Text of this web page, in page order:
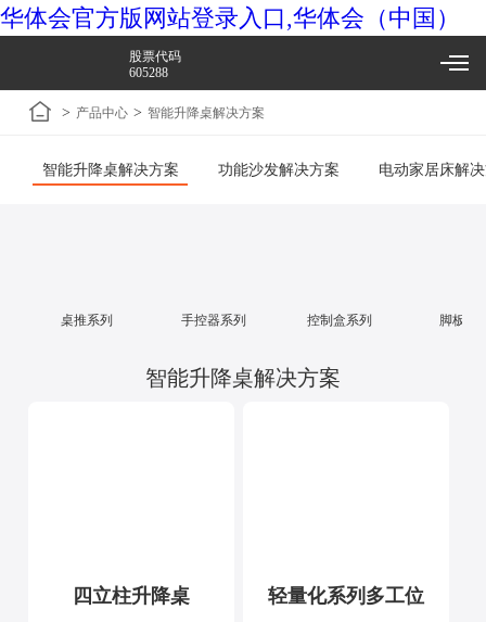
华体会官方版网站登录入口,华体会（中国）
股票代码
605288
> 产品中心 > 智能升降桌解决方案
智能升降桌解决方案 功能沙发解决方案 电动家居床解
桌推系列 手控器系列 控制盒系列 脚板系
智能升降桌解决方案
四立柱升降桌 轻量化系列多工位